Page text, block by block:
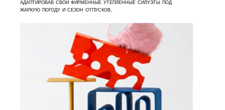
адаптировав свои фирменные утепленные силуэты под
жаркую погоду и сезон отпусков.